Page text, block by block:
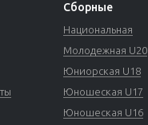
Сборные
Национальная
Молодежная U20
Юниорская U18
Юношеская U17
Юношеская U16